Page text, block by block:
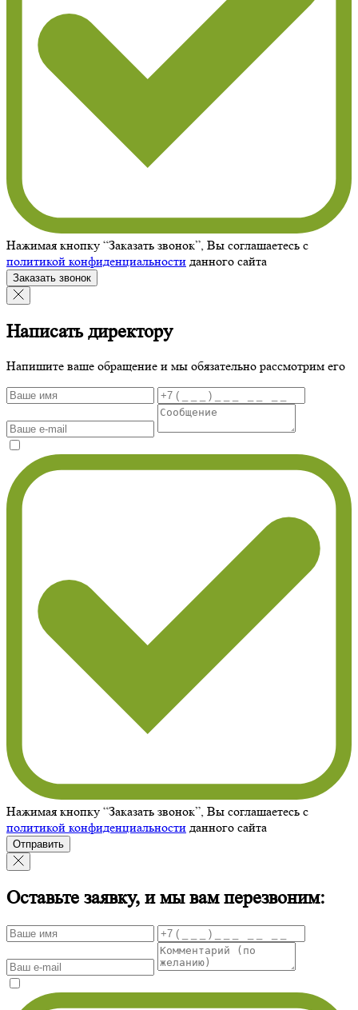
Нажимая кнопку “Заказать звонок”, Вы соглашаетесь с
политикой конфиденциальности данного сайта
Заказать звонок
Написать директору
Напишите ваше обращение и мы обязательно рассмотрим его
Нажимая кнопку “Заказать звонок”, Вы соглашаетесь с
политикой конфиденциальности данного сайта
Отправить
Оставьте заявку, и мы вам перезвоним: